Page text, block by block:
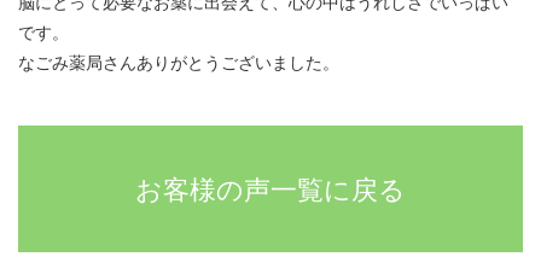
です。
なごみ薬局さんありがとうございました。
お客様の声一覧に戻る